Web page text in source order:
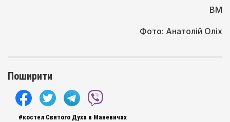
ВМ
Фото: Анатолій Оліх
Поширити
#костел Святого Духа в Маневичах